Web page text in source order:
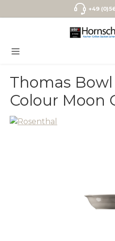
Zum Hauptinhalt springen
+49
Thomas Bowl
Colour Moon